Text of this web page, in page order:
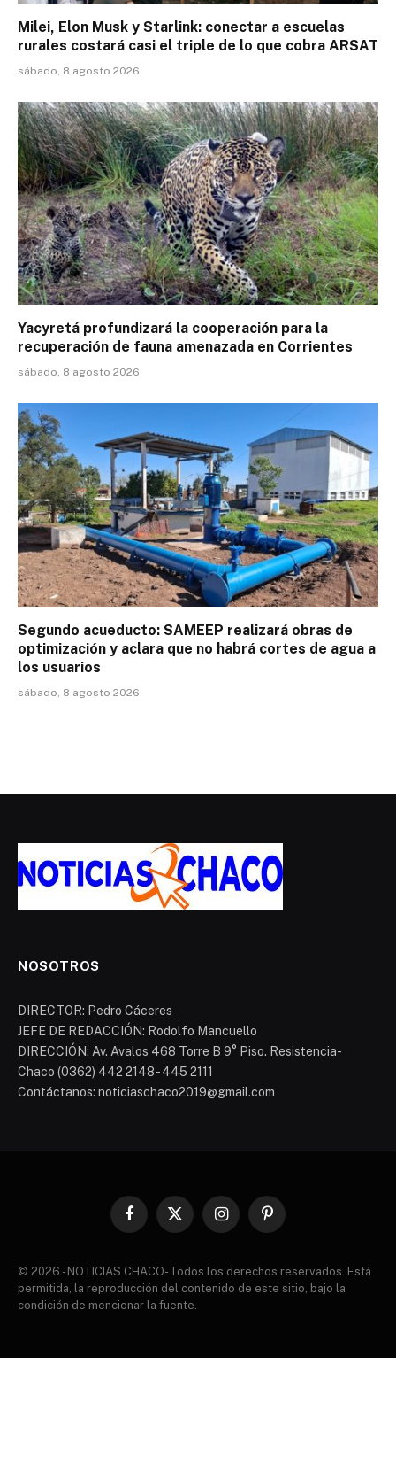
Milei, Elon Musk y Starlink: conectar a escuelas
rurales costará casi el triple de lo que cobra ARSAT
sábado, 8 agosto 2026
Yacyretá profundizará la cooperación para la
recuperación de fauna amenazada en Corrientes
sábado, 8 agosto 2026
Segundo acueducto: SAMEEP realizará obras de
optimización y aclara que no habrá cortes de agua a
los usuarios
sábado, 8 agosto 2026
NOSOTROS
DIRECTOR: Pedro Cáceres
JEFE DE REDACCIÓN: Rodolfo Mancuello
DIRECCIÓN: Av. Avalos 468 Torre B 9° Piso. Resistencia-
Chaco (0362) 442 2148 - 445 2111
Contáctanos: noticiaschaco2019@gmail.com
Facebook
X
InstagramPinterest
© 2026 - NOTICIAS CHACO- Todos los derechos reservados. Está
permitida, la reproducción del contenido de este sitio, bajo la
condición de mencionar la fuente.